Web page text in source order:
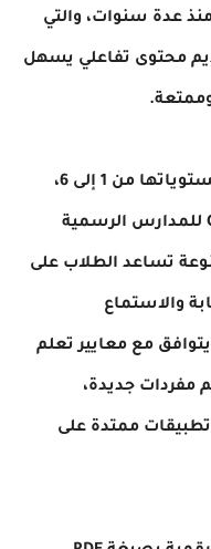
منذ عدة سنوات، والتي
محتوى تفاعلي يسهل
وتغطي الكتب سلسلة Connect بمستوياتها من 1 إلى 6،
بالإضافة إلى سلسلة Connect Plus للمدارس الرسمية
تساعد الطلاب على
والاستماع
مع معايير تعلم
مفردات جديدة،
ممتدة على